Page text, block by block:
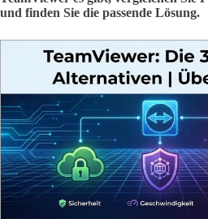
und finden Sie die passende Lösung.